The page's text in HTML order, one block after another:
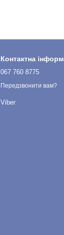
Контактна
067 760 8775
Передзвонити вам?
Viber